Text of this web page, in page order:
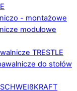
- montażowe
modułowe
TRESTLE
do stołów